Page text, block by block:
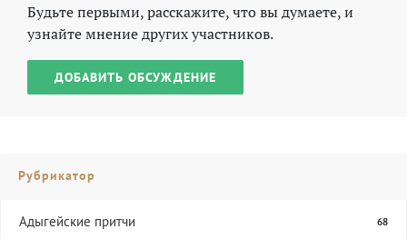
Будьте первыми, расскажите, что вы думаете, и
узнайте мнение других участников.
ДОБАВИТЬ ОБСУЖДЕНИЕ
Рубрикатор
Адыгейские притчи 68